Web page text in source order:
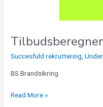
Tilbudsberegner
Succesfuld rekruttering ,
BS Brandsikring
Read More »